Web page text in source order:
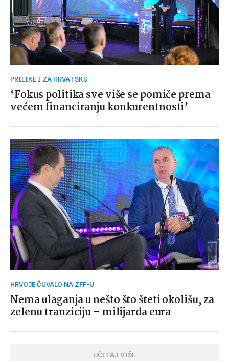
PRILIKE I ZA HRVATSKU
‘Fokus politika sve više se pomiče prema
većem financiranju konkurentnosti’
HRVOJE ČUVALO NA ZFF-U
Nema ulaganja u nešto što šteti okolišu, za
zelenu tranziciju – milijarda eura
UČITAJ VIŠE